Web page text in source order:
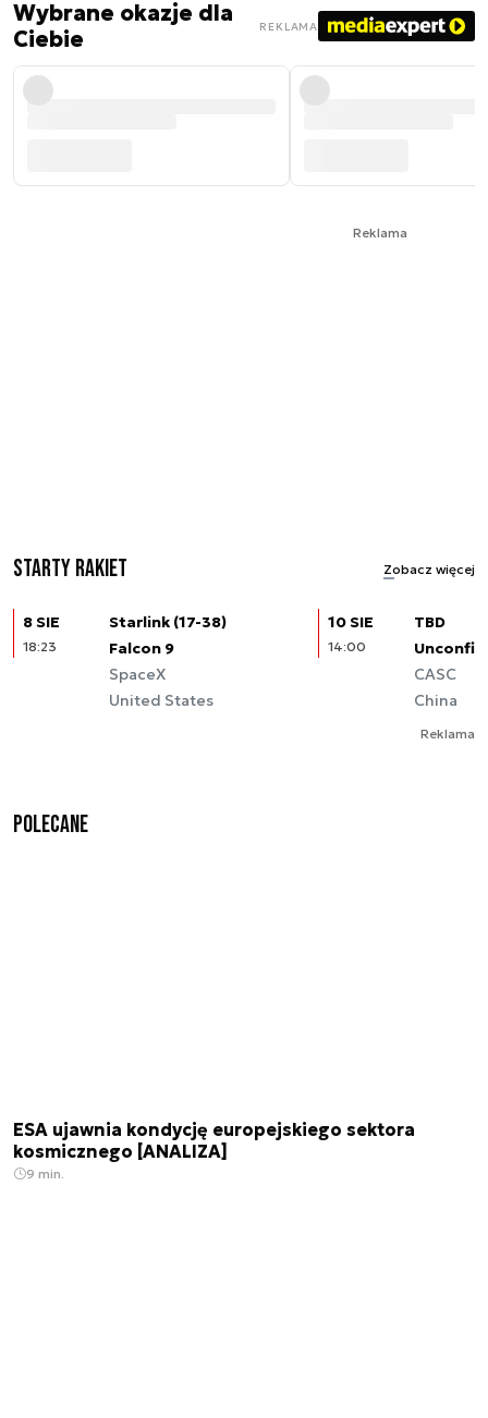
Wybrane okazje dla
Ciebie
REKLAMA
Reklama
Starty rakiet Zobacz więcej
8 SIE
18:23
Starlink (17-38)
Falcon 9
SpaceX
United States
10 SIE
14:00
TBD
CASC
China
Reklama
Polecane
ESA ujawnia kondycję europejskiego sektora
kosmicznego [ANALIZA]
9 min.